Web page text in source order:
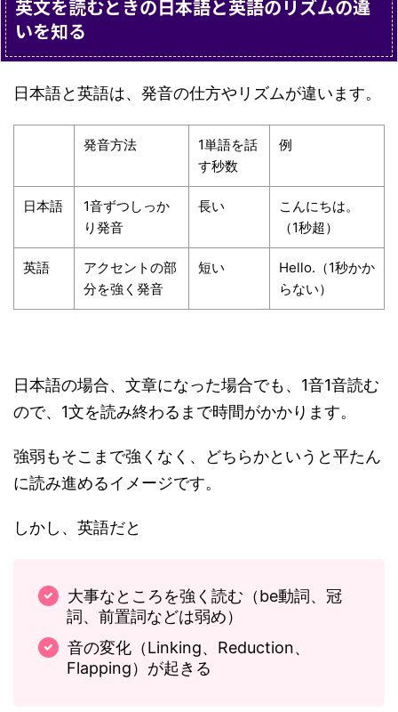
英文を読むときの日本語と英語のリズムの違
いを知る
日本語と英語は、発音の仕方やリズムが違います。
発音方法
1単語を話
す秒数
例
日本語
1音ずつしっか
り発音
長い
こんにちは。
（1秒超）
英語
アクセントの部
分を強く発音
短い
Hello.（1秒かか
らない）
日本語の場合、文章になった場合でも、1音1音読む
ので、1文を読み終わるまで時間がかかります。
強弱もそこまで強くなく、どちらかというと平たん
に読み進めるイメージです。
しかし、英語だと
大事なところを強く読む（be動詞、冠
詞、前置詞などは弱め）
音の変化（Linking、Reduction、
Flapping）が起きる